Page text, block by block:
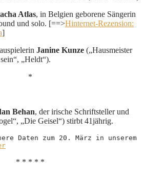
Atlas, in Belgien geborene Sängerin
und solo. [==>Hinternet-Rezension:
]
Janine Kunze („Hausmeister
„Heldt“).
*
Behan, der irische Schriftsteller und
„Die Geisel“) stirbt 41jährig.
* * * * *